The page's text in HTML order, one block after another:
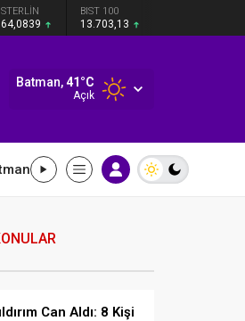
STERLİN
64,0839
BIST 100
13.703,13
Batman,41°C
Açık
Can Aldı: 8 Kişi